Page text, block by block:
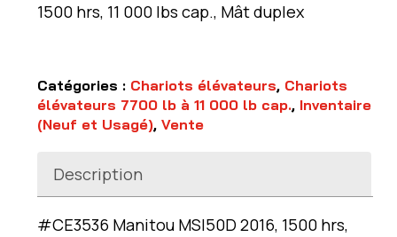
1500 hrs, 11 000 lbs cap., Mât duplex
Catégories : Chariots élévateurs, Chariots
élévateurs 7700 lb à 11 000 lb cap., Inventaire
(Neuf et Usagé), Vente
Description
#CE3536 Manitou MSI50D 2016, 1500 hrs,